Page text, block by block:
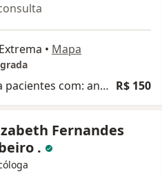
• Mapa
Acompanhamento a pacientes com: ansiedade,depressão, fobias e traumas psicológicos R$ 150
Fernandes
.